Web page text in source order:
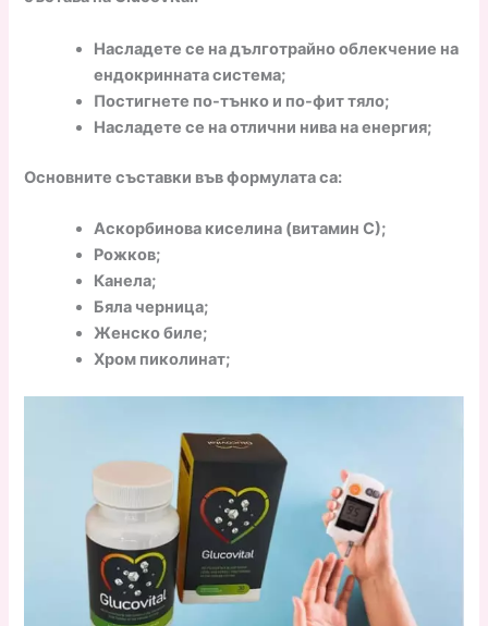
Насладете се на дълготрайно облекчение на
ендокринната система;
Постигнете по-тънко и по-фит тяло;
Насладете се на отлични нива на енергия;
Основните съставки във формулата са:
Аскорбинова киселина (витамин С);
Рожков;
Канела;
Бяла черница;
Женско биле;
Хром пиколинат;